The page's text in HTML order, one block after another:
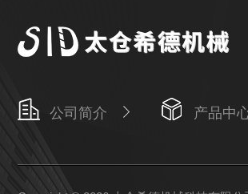
公司简介 产品中